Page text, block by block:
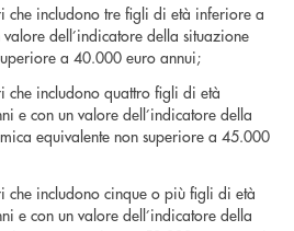
che includono tre figli di età inferiore a
dell’indicatore della situazione
a 40.000 euro annui;
che includono quattro figli di età
e con un valore dell’indicatore della
equivalente non superiore a 45.000
che includono cinque o più figli di età
e con un valore dell’indicatore della